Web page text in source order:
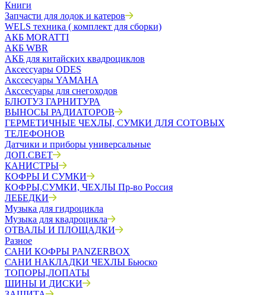
Книги
Запчасти для лодок и катеров
WELS техника ( комплект для сборки)
АКБ MORATTI
АКБ WBR
АКБ для китайских квадроциклов
Аксессуары ODES
Акссесуары YAMAHA
Акссесуары для снегоходов
БЛЮТУЗ ГАРНИТУРА
ВЫНОСЫ РАДИАТОРОВ
ГЕРМЕТИЧНЫЕ ЧЕХЛЫ, СУМКИ ДЛЯ СОТОВЫХ
ТЕЛЕФОНОВ
Датчики и приборы универсальные
ДОП.СВЕТ
КАНИСТРЫ
КОФРЫ И СУМКИ
КОФРЫ,СУМКИ, ЧЕХЛЫ Пр-во Россия
ЛЕБЕДКИ
Музыка для гидроцикла
Музыка для квадроцикла
ОТВАЛЫ И ПЛОЩАДКИ
Разное
САНИ КОФРЫ PANZERBOX
САНИ НАКЛАДКИ ЧЕХЛЫ Бьюско
ТОПОРЫ,ЛОПАТЫ
ШИНЫ И ДИСКИ